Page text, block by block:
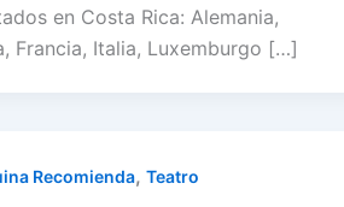
en Costa Rica: Alemania,
Francia, Italia, Luxemburgo […]
Recomienda, Teatro